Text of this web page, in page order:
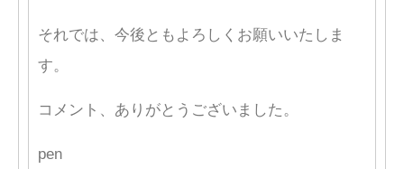
それでは、今後ともよろしくお願いいたしま
す。
コメント、ありがとうございました。
pen